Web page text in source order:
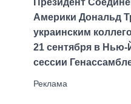
Президент
Америки Дональд
украинским
21 сентября в Нью-
сессии